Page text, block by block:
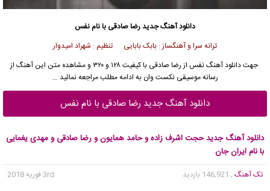
دانلود آهنگ جدیدرضا صادقی با نام نفس
ترانه سرا و آهنگساز : بابک بابایی تنظیم : شهراد امیدوار
جهت دانلود آهنگ نفس از رضا صادقی
با کیفیت ۱۲۸ و ۳۲۰ و مشاهده متن این آهنگ از
رسانه موسیقی نکست وان به ادامه مطلب مراجعه نمائید …
دانلود آهنگ جدید رضا صادقی با نام نفس
دانلود آهنگ جدید حجت اشرف زاده و حامد همایون و رضا صادقی و مهدی یغمایی
با نام ایران جان
تک آهنگ , 146,921 بازدید
3rd فوریه 2018